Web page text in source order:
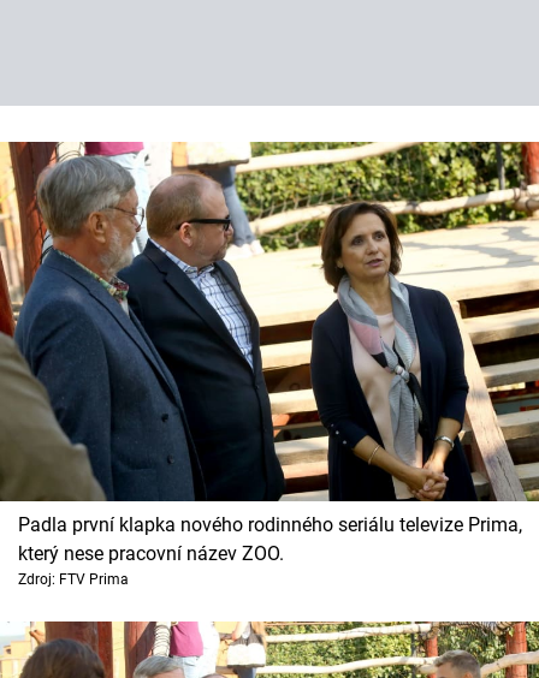
Padla první klapka nového rodinného seriálu televize Prima,
který nese pracovní název ZOO.
Zdroj: FTV Prima